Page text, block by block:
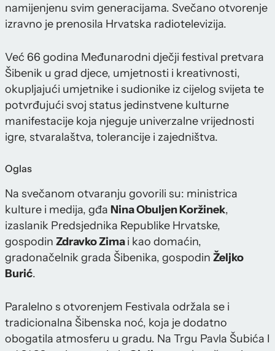
namijenjenu svim generacijama. Svečano otvorenje
izravno je prenosila Hrvatska radiotelevizija.
Već 66 godina Međunarodni dječji festival pretvara
Šibenik u grad djece, umjetnosti i kreativnosti,
okupljajući umjetnike i sudionike iz cijelog svijeta te
potvrđujući svoj status jedinstvene kulturne
manifestacije koja njeguje univerzalne vrijednosti
igre, stvaralaštva, tolerancije i zajedništva.
Oglas
Na svečanom otvaranju govorili su: ministrica
kulture i medija, gđa Nina Obuljen Koržinek,
izaslanik Predsjednika Republike Hrvatske,
gospodin Zdravko Zimai kao domaćin,
gradonačelnik grada Šibenika, gospodin Željko
Burić.
Paralelno s otvorenjem Festivala održala se i
tradicionalna Šibenska noć, koja je dodatno
obogatila atmosferu u gradu. Na Trgu Pavla Šubića I